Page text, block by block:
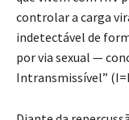
controlar a carga
indetectável de
por via sexual —
Intransmissível”